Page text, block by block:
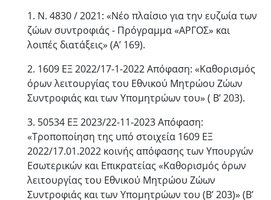
1. N. 4830 / 2021: «Νέο πλαίσιο για την ευζωία των
ζώων συντροφιάς - Πρόγραμμα «AΡΓΟΣ» και
λοιπές διατάξεις» (Α’ 169).
2. 1609 ΕΞ 2022/17-1-2022 Απόφαση: «Καθορισμός
όρων λειτουργίας του Εθνικού Μητρώου Ζώων
Συντροφιάς και των Υπομητρώων του» ( Β’ 203).
3. 50534 ΕΞ 2023/22-11-2023 Απόφαση:
«Τροποποίηση της υπό στοιχεία 1609 ΕΞ
2022/17.01.2022 κοινής απόφασης των Υπουργών
Εσωτερικών και Επικρατείας «Καθορισμός όρων
λειτουργίας του Εθνικού Μητρώου Ζώων
Συντροφιάς και των Υπομητρώων του (Β’ 203)» (Β’